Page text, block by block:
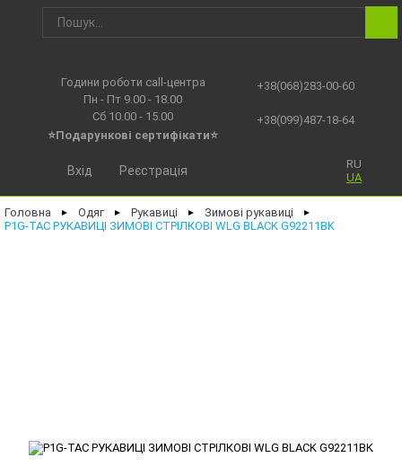
Години роботи call-центра
Пн - Пт 9.00 - 18.00
Сб 10.00 - 15.00
⭐Подарункові сертифікати⭐
+38(068)283-00-60
+38(099)487-18-64
RU
UA
Вхід Реєстрація
Головна ► Одяг ► Рукавиці ► Зимові рукавиці ►
P1G-TAC РУКАВИЦІ ЗИМОВІ СТРІЛКОВІ WLG BLACK G92211BK